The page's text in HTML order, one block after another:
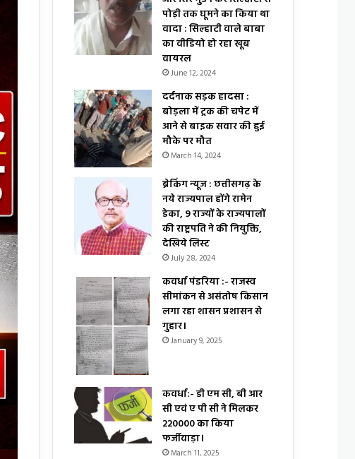
पोड़ी तक घूमने का किया था
वादा : सिल्हाटी वाले बाबा
का वीडियो हो रहा खूब
वायरल
June 12, 2024
दर्दनाक सड़क हादसा :
बोड़ला में ट्रक की चपेट में
आने से बाइक सवार की हुई
मौके पर मौत
March 14, 2024
ब्रेकिंग न्यूज : छत्तीसगढ़ के
नये राज्यपाल होंगे रामेन
डेका, 9 राज्यों के राज्यपालों
की राष्ट्रपति ने की नियुक्ति,
देखिये लिस्ट
July 28, 2024
कवर्धा पंडरिया :- राजस्व
सीमांकन से असंतोष किसान
लगा रहा शासन प्रशासन से
गुहार।
January 9, 2025
कवर्धा:- डी एम सी, बी आर
सी एवं ए पी सी ने मिलकर
₹220000 का किया
फर्जीवाड़ा।
March 11, 2025